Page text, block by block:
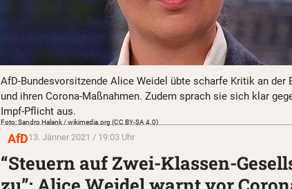
AfD-Bundesvorsitzende Alice Weidel übte scharfe Kritik an der
und ihren Corona-Maßnahmen. Zudem sprach sie sich klar
Impf-Pflicht aus.
Foto: Sandro Halank / wikimedia.org (CC BY-SA 4.0)
AfD13. Jänner 2021 / 19:03 Uhr
“Steuern auf Zwei-Klassen-